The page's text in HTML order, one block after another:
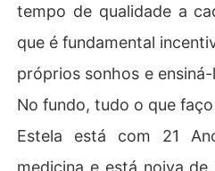
tempo de qualidade a
que é fundamental
próprios sonhos e
No fundo, tudo o que
Estela está com 21
medicina e está noiva